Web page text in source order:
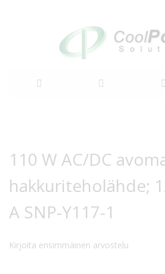
loppuun
alkuun
110 W AC/DC
hakkuriteholähde;
A SNP-Y117-1
Kirjoita ensimmäinen arvostelu